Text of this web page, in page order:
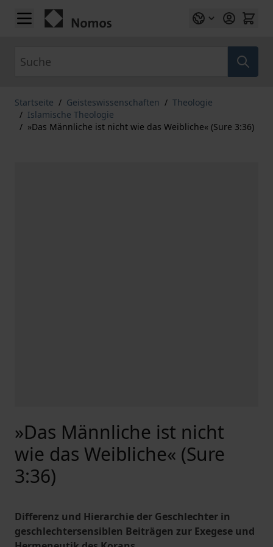
Zum Inhalt springen
Startseite / Geisteswissenschaften / Theologie
/ Islamische Theologie
/ »Das Männliche ist nicht wie das Weibliche« (Sure 3:36)
»Das Männliche ist nicht
wie das Weibliche« (Sure
3:36)
Differenz und Hierarchie der Geschlechter in
geschlechtersensiblen Beiträgen zur Exegese und